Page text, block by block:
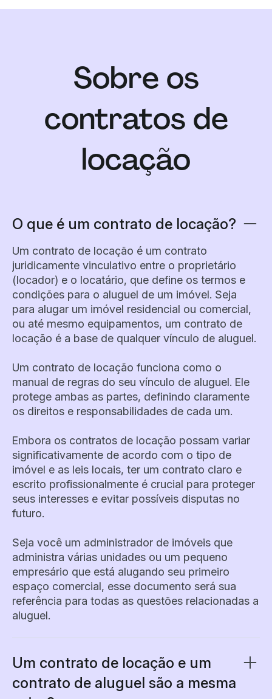
Sobre os
contratos de
locação
O que é um contrato de locação?
Um contrato de locação é um contrato
juridicamente vinculativo entre o proprietário
(locador) e o locatário, que define os termos e
condições para o aluguel de um imóvel. Seja
para alugar um imóvel residencial ou comercial,
ou até mesmo equipamentos, um contrato de
locação é a base de qualquer vínculo de aluguel.
Um contrato de locação funciona como o
manual de regras do seu vínculo de aluguel. Ele
protege ambas as partes, definindo claramente
os direitos e responsabilidades de cada um.
Embora os contratos de locação possam variar
significativamente de acordo com o tipo de
imóvel e as leis locais, ter um contrato claro e
escrito profissionalmente é crucial para proteger
seus interesses e evitar possíveis disputas no
futuro.
Seja você um administrador de imóveis que
administra várias unidades ou um pequeno
empresário que está alugando seu primeiro
espaço comercial, esse documento será sua
referência para todas as questões relacionadas a
aluguel.
Um contrato de locação e um
contrato de aluguel são a mesma